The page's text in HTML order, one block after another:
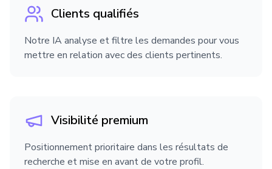
Droit pénal
Droit rural
Procédure d'appel
Clients qualifiés
Notre IA analyse et filtre les demandes pour vous
mettre en relation avec des clients pertinents.
Visibilité premium
Positionnement prioritaire dans les résultats de
recherche et mise en avant de votre profil.